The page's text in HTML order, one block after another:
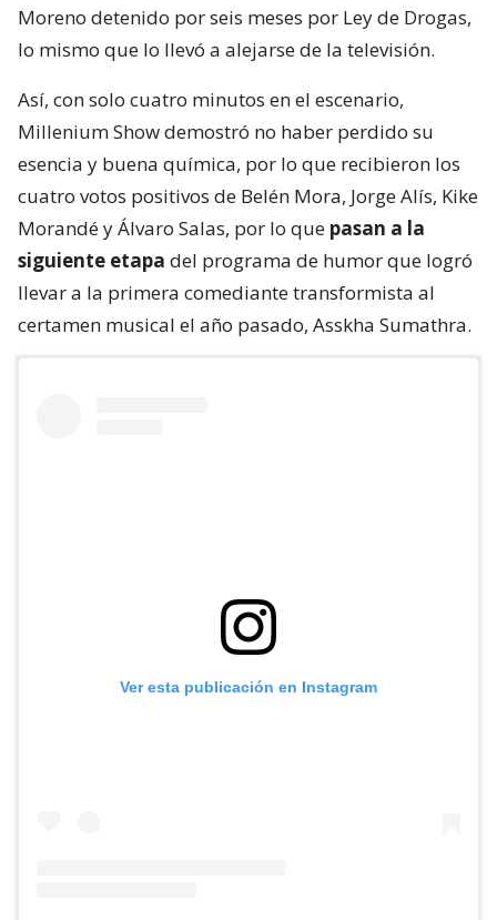
Moreno detenido por seis meses por Ley de Drogas,
lo mismo que lo llevó a alejarse de la televisión.
Así, con solo cuatro minutos en el escenario,
Millenium Show demostró no haber perdido su
esencia y buena química, por lo que recibieron los
cuatro votos positivos de Belén Mora, Jorge Alís, Kike
Morandé y Álvaro Salas, por lo que pasan a la
siguiente etapa del programa de humor que logró
llevar a la primera comediante transformista al
certamen musical el año pasado, Asskha Sumathra.
Ver esta publicación en Instagram